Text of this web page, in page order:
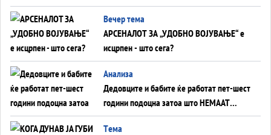
БЕЗ ФРОНТ
Вечер тема
АРСЕНАЛОТ ЗА „УДОБНО ВОЈУВАЊЕ“ е
исцрпен - што сега?
Анализа
Дедовците и бабите ќе работат пет-шест
години подоцна затоа што НЕМААТ
ВНУЦИ ДА ГИ ЗАМЕНАТ
Tема